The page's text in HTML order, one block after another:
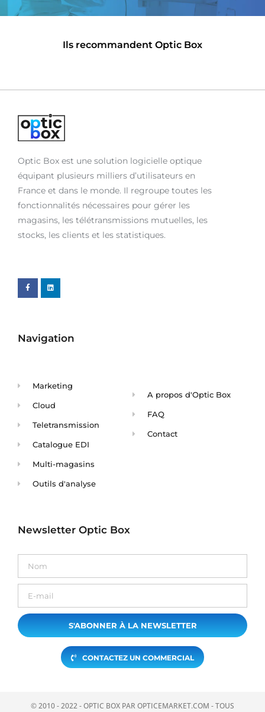
Ils recommandent Optic Box
Optic Box est une solution logicielle optique
équipant plusieurs milliers d’utilisateurs en
France et dans le monde. Il regroupe toutes les
fonctionnalités nécessaires pour gérer les
magasins, les télétransmissions mutuelles, les
stocks, les clients et les statistiques.
Navigation
Marketing
Cloud
Teletransmission
Catalogue EDI
Multi-magasins
Outils d'analyse
A propos d'Optic Box
FAQ
Contact
Newsletter Optic Box
S'ABONNER À LA NEWSLETTER
CONTACTEZ UN COMMERCIAL
© 2010 - 2022 - OPTIC BOX PAR OPTICEMARKET.COM - TOUS